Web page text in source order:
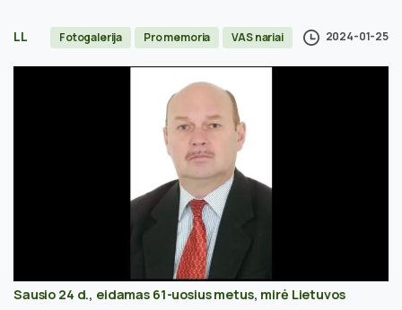
LL Fotogalerija Pro memoria VAS nariai 2024-01-25
Sausio 24 d., eidamas 61-uosius metus, mirė Lietuvos